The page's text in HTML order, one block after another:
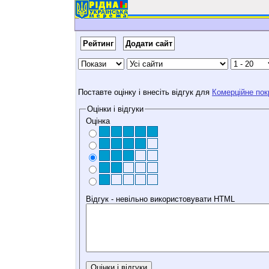
Рейтинг Додати сайт
Поставте оцінку і внесіть відгук для Комерційне
Оцінки і відгуки
Оцінка
Відгук - невільно використовувати HTML